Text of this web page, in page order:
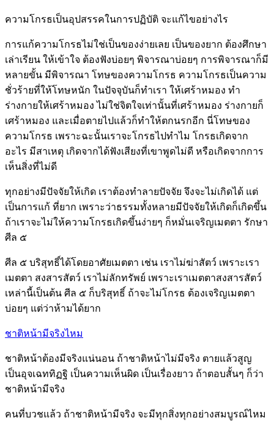
ความโกรธเป็นอุปสรรคในการปฏิบัติ จะแก้ไขอย่างไร
การแก้ความโกรธไม่ใช่เป็นของง่ายเลย เป็นของยาก ต้องศึกษา
เล่าเรียน ให้เข้าใจ ต้องฟังบ่อยๆ พิจารณาบ่อยๆ การพิจารณาก็มี
หลายขั้น มีพิจารณา โทษของความโกรธ ความโกรธเป็นความ
ชั่วร้ายที่ให้โทษหนัก ในปัจจุบันก็ทำเรา ให้เศร้าหมอง ทำ
ร่างกายให้เศร้าหมอง ไม่ใช่จิตใจเท่านั้นที่เศร้าหมอง ร่างกายก็
เศร้าหมอง และเมื่อตายไปแล้วก็ทำให้ตกนรกอีก นี่โทษของ
ความโกรธ เพราะฉะนั้นเราจะโกรธไปทำไม โกรธเกิดจาก
อะไร มีสาเหตุ เกิดจากได้ฟังเสียงที่เขาพูดไม่ดี หรือเกิดจากการ
เห็นสิ่งที่ไม่ดี
ทุกอย่างมีปัจจัยให้เกิด เราต้องทำลายปัจจัย จึงจะไม่เกิดได้ แต่
เป็นการแก้ ที่ยาก เพราะว่าธรรมทั้งหลายมีปัจจัยให้เกิดก็เกิดขึ้น
ถ้าเราจะไม่ให้ความโกรธเกิดขึ้นง่ายๆ ก็หมั่นเจริญเมตตา รักษา
ศีล ๕
ศีล ๕ บริสุทธิ์ได้โดยอาศัยเมตตา เช่น เราไม่ฆ่าสัตว์ เพราะเรา
เมตตา สงสารสัตว์ เราไม่ลักทรัพย์ เพราะเราเมตตาสงสารสัตว์
เหล่านี้เป็นต้น ศีล ๕ ก็บริสุทธิ์ ถ้าจะไม่โกรธ ต้องเจริญเมตตา
บ่อยๆ แต่ว่าห้ามได้ยาก
ชาติหน้ามีจริงไหม
ชาติหน้าต้องมีจริงแน่นอน ถ้าชาติหน้าไม่มีจริง ตายแล้วสูญ
เป็นอุจเฉททิฏฐิ เป็นความเห็นผิด เป็นเรื่องยาว ถ้าตอบสั้นๆ ก็ว่า
ชาติหน้ามีจริง
คนที่บวชแล้ว ถ้าชาติหน้ามีจริง จะมีทุกสิ่งทุกอย่างสมบูรณ์ไหม